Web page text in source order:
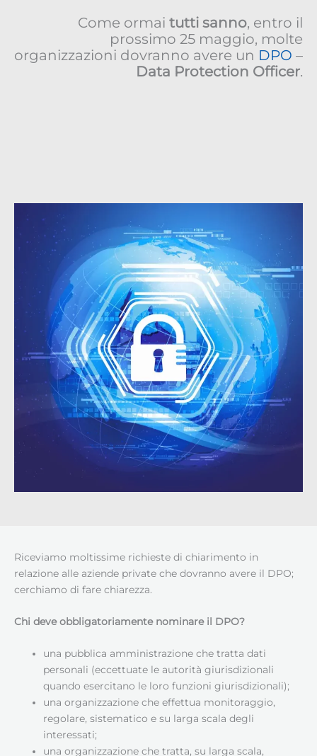
Come ormai tutti sanno, entro il
prossimo 25 maggio, molte
organizzazioni dovranno avere un DPO –
Data Protection Officer.
Riceviamo moltissime richieste di chiarimento in
relazione alle aziende private che dovranno avere il DPO;
cerchiamo di fare chiarezza.
Chi deve obbligatoriamente nominare il DPO?
una pubblica amministrazione che tratta dati
personali (eccettuate le autorità giurisdizionali
quando esercitano le loro funzioni giurisdizionali);
una organizzazione che effettua monitoraggio,
regolare, sistematico e su larga scala degli
interessati;
una organizzazione che tratta, su larga scala,